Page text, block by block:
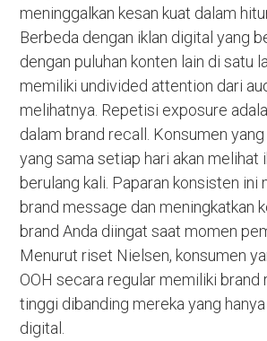
meninggalkan kesan kuat dalam
Berbeda dengan iklan digital yang
dengan puluhan konten lain di satu
memiliki undivided attention dari
melihatnya. Repetisi exposure
dalam brand recall. Konsumen
yang sama setiap hari akan melihat
berulang kali. Paparan konsisten ini
brand message dan meningkatkan
brand Anda diingat saat momen
Menurut riset Nielsen, konsumen
OOH secara regular memiliki brand
tinggi dibanding mereka yang
digital.